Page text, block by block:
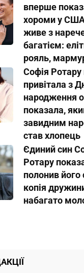
вперше
хороми у
живе з
багатієм:
рояль,
Софія Ротару
привітала з
народження
показала,
завидним
став хлопець
Єдиний син
Ротару
полонив його
копія
набагато